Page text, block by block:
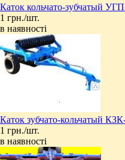
Каток кольчато-зубчатый
1 грн./шт.
в наявності
Каток зубчато-кольчатый
1 грн./шт.
в наявності